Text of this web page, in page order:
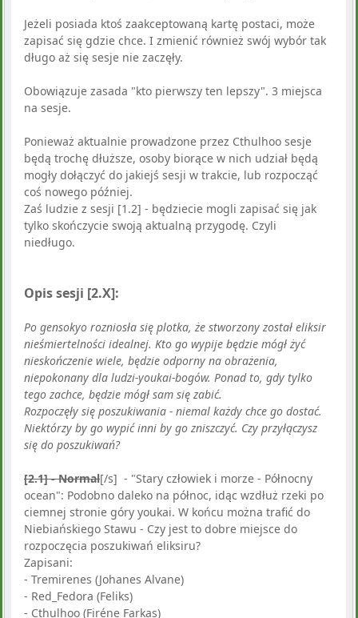
Jeżeli posiada ktoś zaakceptowaną kartę postaci, może
zapisać się gdzie chce. I zmienić również swój wybór tak
długo aż się sesje nie zaczęły.
Obowiązuje zasada "kto pierwszy ten lepszy". 3 miejsca
na sesje.
Ponieważ aktualnie prowadzone przez Cthulhoo sesje
będą trochę dłuższe, osoby biorące w nich udział będą
mogły dołączyć do jakiejś sesji w trakcie, lub rozpocząć
coś nowego później.
Zaś ludzie z sesji [1.2] - będziecie mogli zapisać się jak
tylko skończycie swoją aktualną przygodę. Czyli
niedługo.
Opis sesji [2.X]:
Po gensokyo rozniosła się plotka, że stworzony został eliksir
nieśmiertelności idealnej. Kto go wypije będzie mógł żyć
nieskończenie wiele, będzie odporny na obrażenia,
niepokonany dla ludzi-youkai-bogów. Ponad to, gdy tylko
tego zachce, będzie mógł sam się zabić.
Rozpoczęły się poszukiwania - niemal każdy chce go dostać.
Niektórzy by go wypić inni by go zniszczyć. Czy przyłączysz
się do poszukiwań?
[2.1] - Normal[/s] - "Stary człowiek i morze - Północny
ocean": Podobno daleko na północ, idąc wzdłuż rzeki po
ciemnej stronie góry youkai. W końcu można trafić do
Niebiańskiego Stawu - Czy jest to dobre miejsce do
rozpoczęcia poszukiwań eliksiru?
Zapisani:
- Tremirenes (Johanes Alvane)
- Red_Fedora (Feliks)
- Cthulhoo (Firéne Farkas)